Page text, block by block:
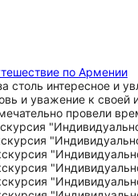
по Армении
столь интересное и
и уважение к своей
провели